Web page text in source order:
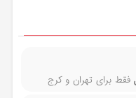
فقط برای تهران و کرج